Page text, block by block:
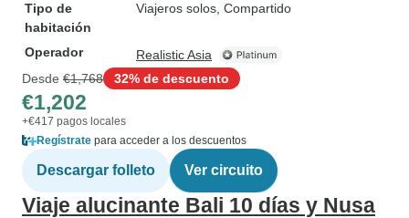
Tipo de
habitación
Viajeros solos, Compartido
Operador
Realistic Asia
Desde €1,768 32% de descuento
€1,202
+€417 pagos locales
Regístrate para acceder a los descuentos
Descargar folleto Ver circuito
Viaje alucinante Bali 10 días y Nusa